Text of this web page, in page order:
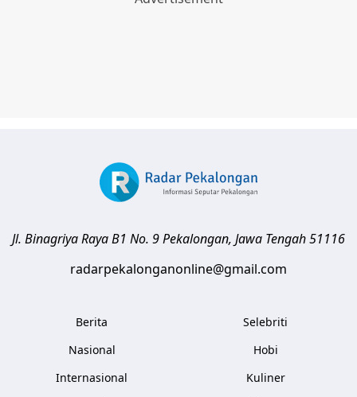
Jl. Binagriya Raya B1 No. 9Pekalongan, Jawa Tengah51116
radarpekalonganonline@gmail.com
Berita
Nasional
Internasional
Selebriti
Hobi
Kuliner